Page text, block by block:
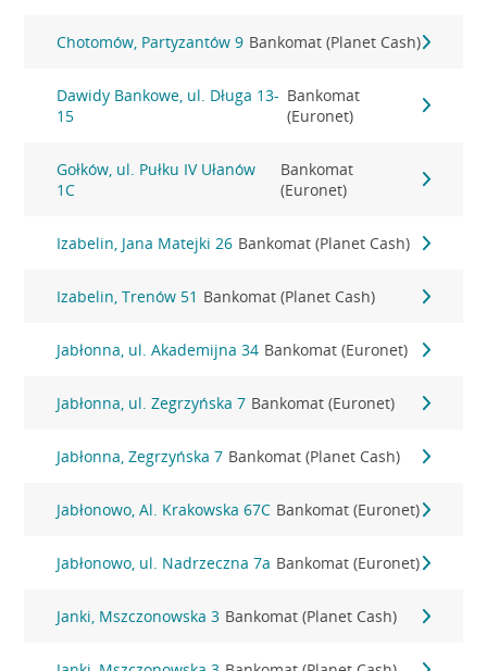
Chotomów, Partyzantów 9 Bankomat (Planet Cash)
Dawidy Bankowe, ul. Długa 13-
15
Bankomat
(Euronet)
Gołków, ul. Pułku IV Ułanów
1C
Bankomat
(Euronet)
Izabelin, Jana Matejki 26 Bankomat (Planet Cash)
Izabelin, Trenów 51 Bankomat (Planet Cash)
Jabłonna, ul. Akademijna 34 Bankomat (Euronet)
Jabłonna, ul. Zegrzyńska 7 Bankomat (Euronet)
Jabłonna, Zegrzyńska 7 Bankomat (Planet Cash)
Jabłonowo, Al. Krakowska 67C Bankomat (Euronet)
Jabłonowo, ul. Nadrzeczna 7a Bankomat (Euronet)
Janki, Mszczonowska 3 Bankomat (Planet Cash)